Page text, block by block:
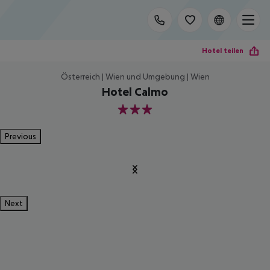
Hotel teilen
Österreich | Wien und Umgebung | Wien
Hotel Calmo
3
Previous
Next